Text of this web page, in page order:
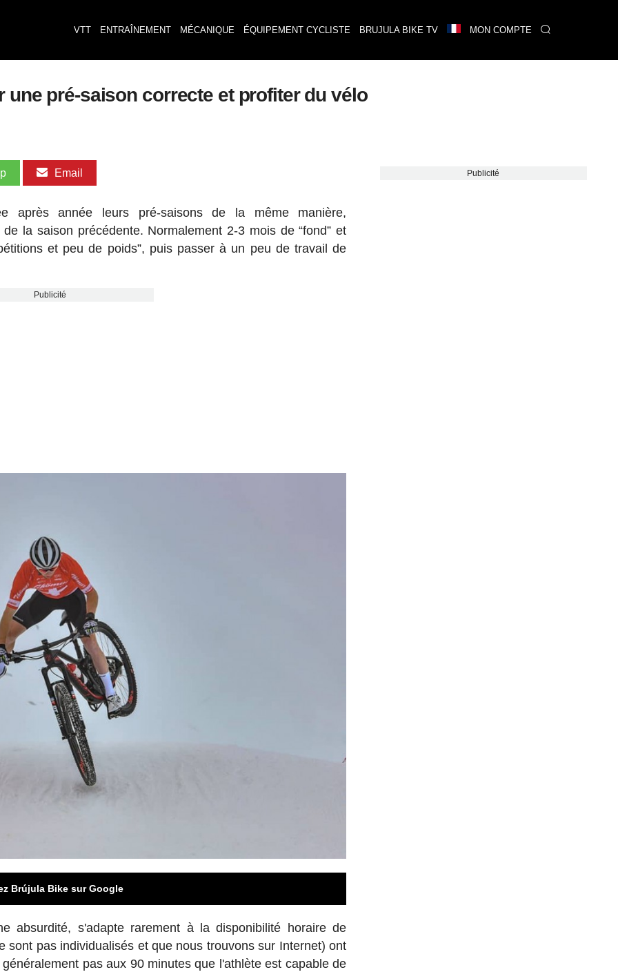
VTT ENTRAÎNEMENT MÉCANIQUE ÉQUIPEMENT CYCLISTE BRUJULA BIKE TV MON COMPTE
une pré-saison correcte et profiter du vélo
Email
après année leurs pré-saisons de la même manière,
la saison précédente. Normalement 2-3 mois de “fond” et
et peu de poids”, puis passer à un peu de travail de
Publicité
Brújula Bike sur Google
absurdité, s'adapte rarement à la disponibilité horaire de
sont pas individualisés et que nous trouvons sur Internet) ont
pas aux 90 minutes que l'athlète est capable de
Publicité